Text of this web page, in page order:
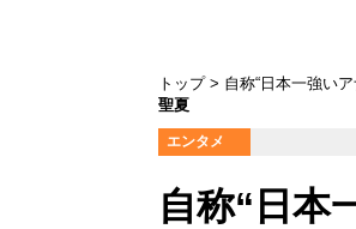
トップ
自称“日本一強い
聖夏
エンタメ
自称“日本